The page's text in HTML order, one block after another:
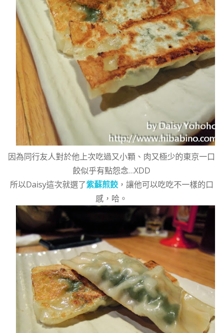
因為同行友人對於他上次吃過又小顆、肉又極少的東京一口
餃似乎有點怨念…XDD
所以Daisy這次就選了紫蘇煎餃，讓他可以吃吃不一樣的口
感，哈。